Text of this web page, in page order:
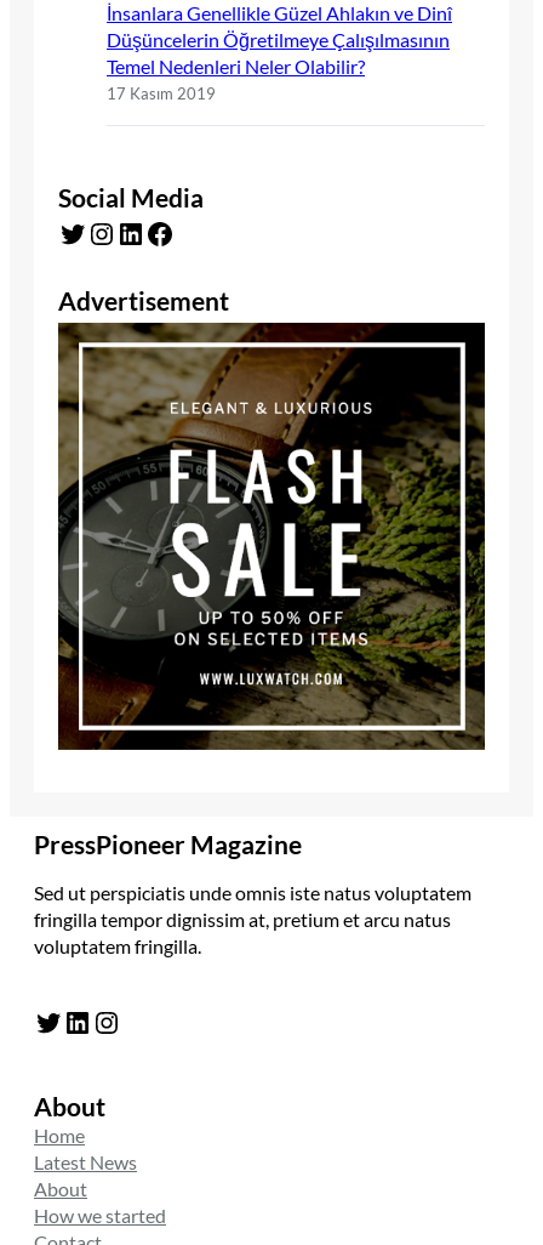
İnsanlara Genellikle Güzel Ahlakın ve Dinî
Düşüncelerin Öğretilmeye Çalışılmasının
Temel Nedenleri Neler Olabilir?
17 Kasım 2019
Social Media
Twitter Instagram LinkedIn Facebook
Advertisement
PressPioneer Magazine
Sed ut perspiciatis unde omnis iste natus voluptatem
fringilla tempor dignissim at, pretium et arcu natus
voluptatem fringilla.
Twitter LinkedIn Instagram
About
Home
Latest News
About
How we started